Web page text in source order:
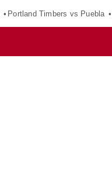
Portland Timbers vs Puebla